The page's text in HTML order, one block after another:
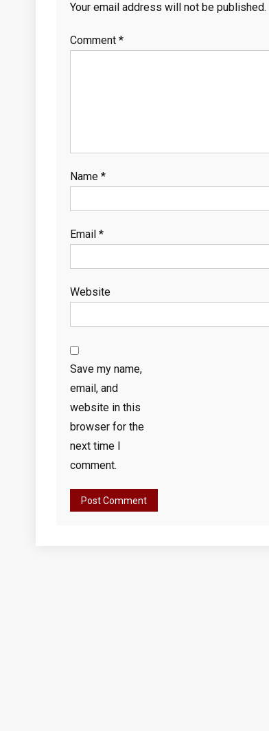
Your email address will not be published.
Comment *
Name *
Email *
Website
Save my name,
email, and
website in this
browser for the
next time I
comment.